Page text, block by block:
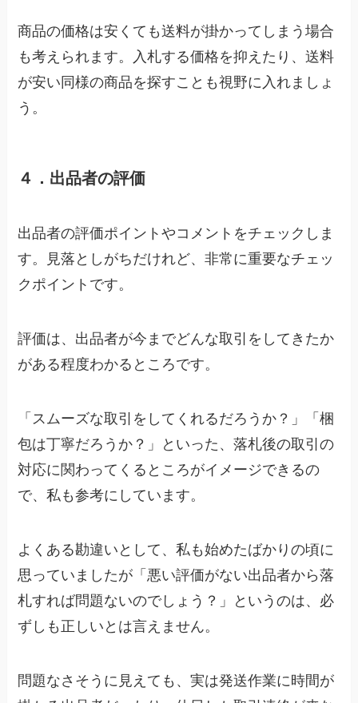
商品の価格は安くても送料が掛かってしまう場合
も考えられます。入札する価格を抑えたり、送料
が安い同様の商品を探すことも視野に入れましょ
う。
４．出品者の評価
出品者の評価ポイントやコメントをチェックしま
す。見落としがちだけれど、非常に重要なチェッ
クポイントです。
評価は、出品者が今までどんな取引をしてきたか
がある程度わかるところです。
「スムーズな取引をしてくれるだろうか？」「梱
包は丁寧だろうか？」といった、落札後の取引の
対応に関わってくるところがイメージできるの
で、私も参考にしています。
よくある勘違いとして、私も始めたばかりの頃に
思っていましたが「悪い評価がない出品者から落
札すれば問題ないのでしょう？」というのは、必
ずしも正しいとは言えません。
問題なさそうに見えても、実は発送作業に時間が